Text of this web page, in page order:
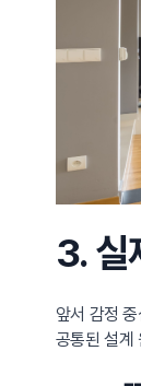
3. 실
앞서 감정
공통된 설계